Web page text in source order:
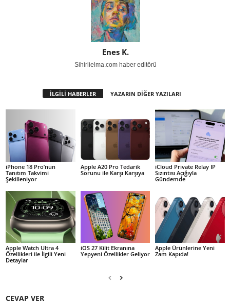
Enes K.
Sihirlielma.com haber editörü
İLGİLİ HABERLER YAZARIN DİĞER YAZILARI
iPhone 18 Pro’nun
Tanıtım Takvimi
Şekilleniyor
Apple A20 Pro Tedarik
Sorunu ile Karşı Karşıya
iCloud Private Relay IP
Sızıntısı Açığıyla
Gündemde
Apple Watch Ultra 4
Özellikleri ile İlgili Yeni
Detaylar
iOS 27 Kilit Ekranına
Yepyeni Özellikler Geliyor
Apple Ürünlerine Yeni
Zam Kapıda!
CEVAP VER